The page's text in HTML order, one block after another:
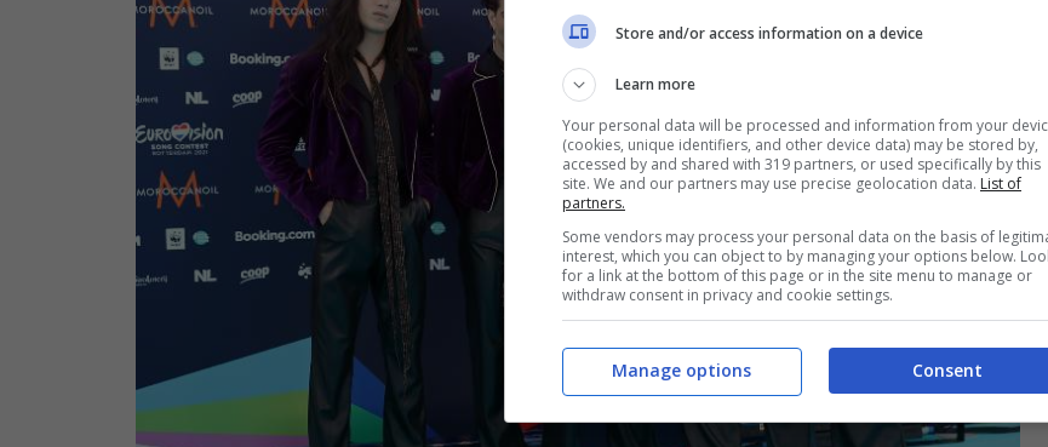
Store and/or access information on a device
Learn more
Your personal data will be processed and information from your
(cookies, unique identifiers, and other device data) may be stored by,
accessed by and shared with 319 partners, or used specifically by this
site. We and our partners may use precise geolocation data. List of
partners.
Some vendors may process your personal data on the basis of
interest, which you can object to by managing your options below.
for a link at the bottom of this page or in the site menu to manage or
withdraw consent in privacy and cookie settings.
Consent
Manage options